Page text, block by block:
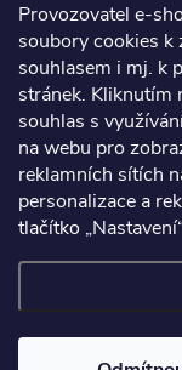
Provozovatel e-
soubory cookies k
souhlasem i mj. k
stránek. Kliknutím
souhlas s
na webu pro
reklamních sítích
personalizace a
tlačítko
Dotazník
Co
Počet hlasů:437
Facebook